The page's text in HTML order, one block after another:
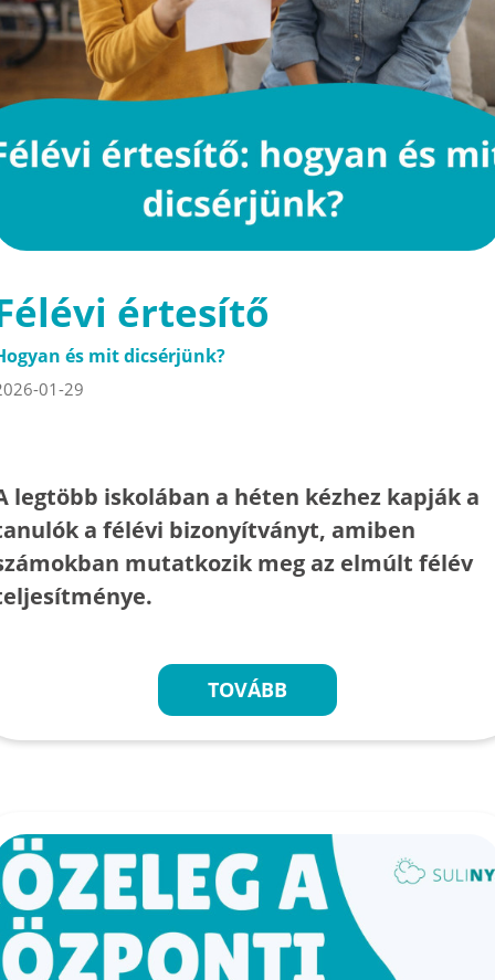
értesítő
és mit dicsérjünk?
01-29
legtöbb iskolában a héten kézhez kapják a
a félévi bizonyítványt, amiben
mutatkozik meg az elmúlt félév
TOVÁBB